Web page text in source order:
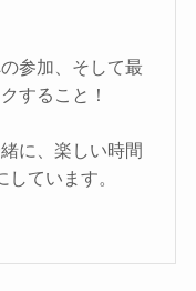
参加、そして最
すること！
に、楽しい時間
ています。